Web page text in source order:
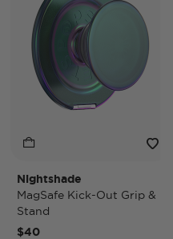
Nightshade
MagSafe Kick-Out Grip &
Stand
$40